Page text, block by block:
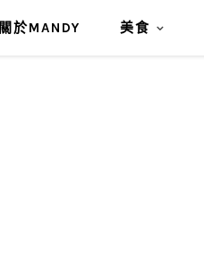
關於MANDY 美食